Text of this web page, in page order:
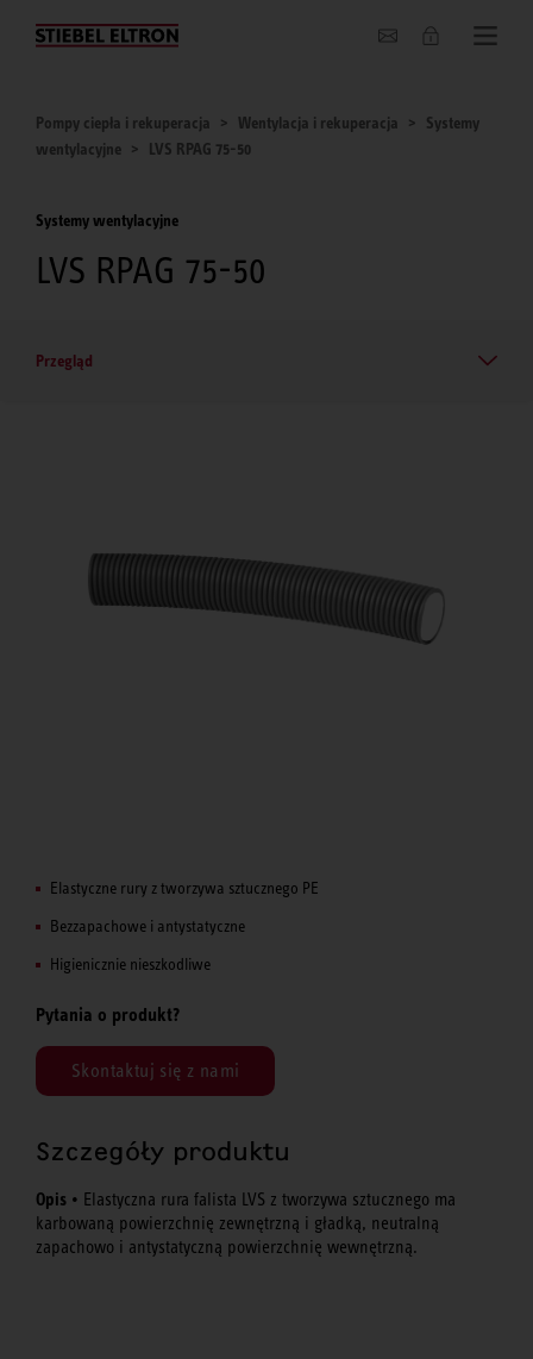
O nas
Pompy ciepła i rekuperacja Wentylacja i rekuperacja
Systemy
wentylacyjne
LVS RPAG 75-50
Systemy wentylacyjne
LVS RPAG 75-50
Przegląd
Elastyczne rury z tworzywa sztucznego PE
Bezzapachowe i antystatyczne
Higienicznie nieszkodliwe
Pytania o produkt?
Skontaktuj się z nami
Szczegóły produktu
Opis • Elastyczna rura falista LVS z tworzywa sztucznego ma
karbowaną powierzchnię zewnętrzną i gładką, neutralną
zapachowo i antystatyczną powierzchnię wewnętrzną.